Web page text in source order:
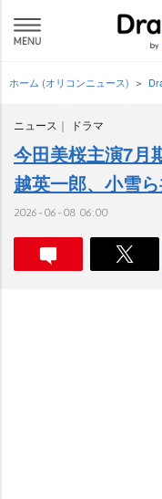
ホーム (オリコンニュース)
ニュース ドラマ
今田美桜主演7月
越英一郎、小雪
2026-06-08 06:00